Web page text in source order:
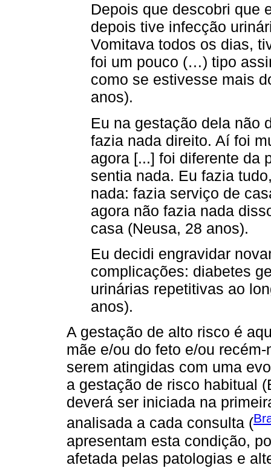
Depois que descobri que
depois tive infecção
Vomitava todos os dias,
foi um pouco (…) tipo
como se estivesse mais
anos).
Eu na gestação dela não
fazia nada direito. Aí foi
agora [...] foi diferente da
sentia nada. Eu fazia
nada: fazia serviço de
agora não fazia nada
casa (Neusa, 28 anos).
Eu decidi engravidar
complicações: diabetes
urinárias repetitivas ao
anos).
A gestação de alto risco é
mãe e/ou do feto e/ou
serem atingidas com uma
a gestação de risco habitual
deverá ser iniciada na
analisada a cada consulta (
apresentam esta condição,
afetada pelas patologias e